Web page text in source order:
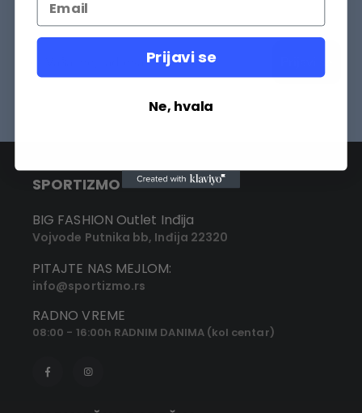
SPORTIZMO
BIG FASHION Outlet Inđija
Vojvode Putnika bb, Inđija 22320
PITAJTE NAS MEJLOM:
info@sportizmo.rs
RADNO VREME
08:00 - 16:00h RADNIM DANIMA (kol centar)
Prijavi se
Ne, hvala